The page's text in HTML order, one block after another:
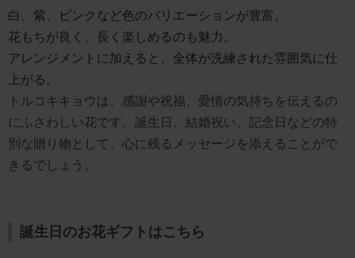
白、紫、ピンクなど色のバリエーションが豊富。
花もちが良く、長く楽しめるのも魅力。
アレンジメントに加えると、全体が洗練された雰囲気に仕
上がる。
トルコキキョウは、感謝や祝福、愛情の気持ちを伝えるの
にふさわしい花です。誕生日、結婚祝い、記念日などの特
別な贈り物として、心に残るメッセージを添えることがで
きるでしょう。
誕生日のお花ギフトはこちら